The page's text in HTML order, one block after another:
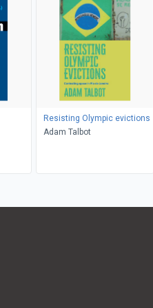
Resisting Olympic evictions
Adam Talbot